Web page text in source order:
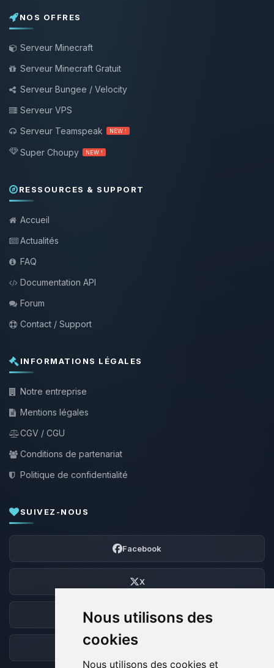
Nous utilisons des
cookies
Nous utilisons des cookies et
NOS OFFRES
Serveur Minecraft
Serveur Minecraft Gratuit
Serveur Bungee / Velocity
Serveur VPS
Serveur Teamspeak
NEW !
Super Choupy NEW !
RESSOURCES & SUPPORT
Accueil
Actualités
FAQ
Documentation API
Forum
Contact / Support
INFORMATIONS LÉGALES
Notre entreprise
Mentions légales
CGV / CGU
Conditions de partenariat
Politique de confidentialité
SUIVEZ-NOUS
Facebook
X
Discord
Forum